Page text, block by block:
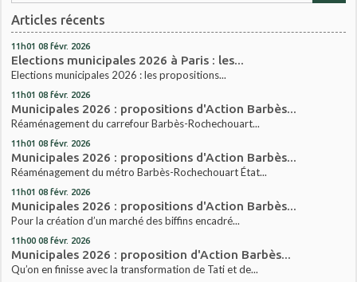
Articles récents
11h01 08 févr. 2026
Elections municipales 2026 à Paris : les...
Elections municipales 2026 : les propositions...
11h01 08 févr. 2026
Municipales 2026 : propositions d'Action Barbès...
Réaménagement du carrefour Barbès-Rochechouart...
11h01 08 févr. 2026
Municipales 2026 : propositions d'Action Barbès...
Réaménagement du métro Barbès-Rochechouart État...
11h01 08 févr. 2026
Municipales 2026 : propositions d'Action Barbès...
Pour la création d’un marché des biffins encadré...
11h00 08 févr. 2026
Municipales 2026 : proposition d'Action Barbès...
Qu’on en finisse avec la transformation de Tati et de...